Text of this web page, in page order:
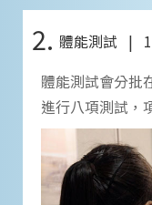
2. 體能測試 |
體能測試會分批
進行八項測試，